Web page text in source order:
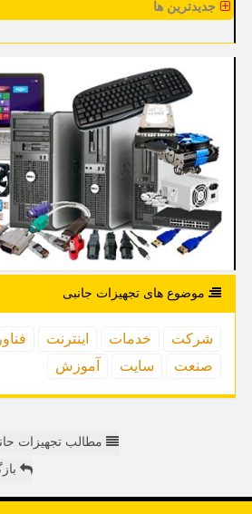
جدیدترین ها
موضوع های تجهیزات جانبی
شركت خدمات اینترنت
صنعت
سایت آموزش
مطالب تجهیزات